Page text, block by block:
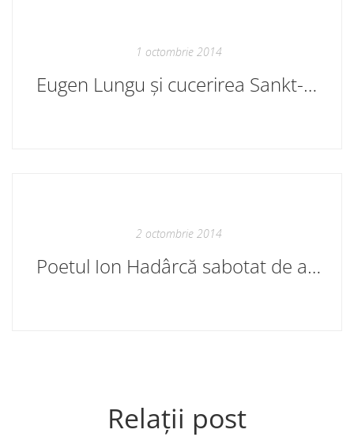
1 octombrie 2014
Eugen Lungu și cucerirea Sankt-Petersburgului de către moldoveni
2 octombrie 2014
Poetul Ion Hadârcă sabotat de actorul electoral Ion Hadârcă
Relații post